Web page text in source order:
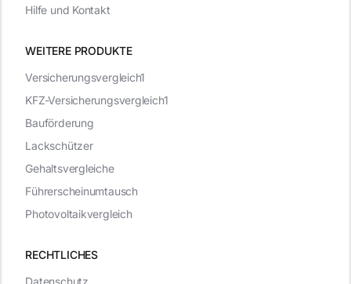
WEITERE PRODUKTE
RECHTLICHES
Datenschutz
Versicherungsvergleich1
KFZ-Versicherungsvergleich1
Bauförderung
Lackschützer
Gehaltsvergleiche
Führerscheinumtausch
Photovoltaikvergleich
Hilfe und Kontakt